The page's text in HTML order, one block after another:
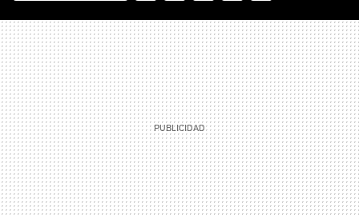
MAIL